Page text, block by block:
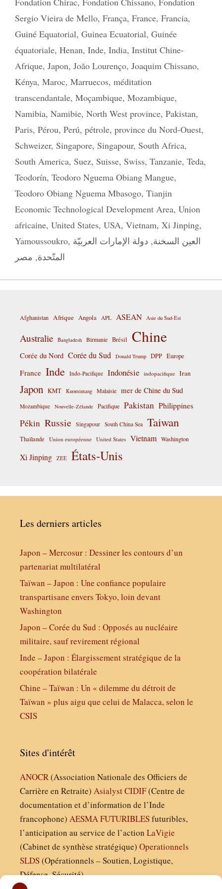
Sergio Vieira de Mello, França, France, Francia,
Guiné Equatorial, Guinea Ecuatorial, Guinée
équatoriale, Henan, Inde, India, Institut Chine-
Afrique, Japon, João Lourenço, Joaquim Chissano,
Kénya, Maroc, Marruecos, méditation
transcendantale, Moçambique, Mozambique,
Namibia, Namibie, North West province, Pakistan,
Paris, Pérou, Perú, pétrole, province du Nord-Ouest,
Schweizer, Singapore, Singapour, South Africa,
South America, Suez, Suisse, Swiss, Tanzanie, Teda,
Teodorín, Teodoro Nguema Obiang Mangue,
Teodoro Obiang Nguema Mbasogo, Tianjin
Economic Technological Development Area, Union
africaine, United States, USA, Vietnam, Xi Jinping,
Yamoussoukro, العين السخنة, دولة الإمارات العربيّة
المتّحدة, مصر
Afghanistan Afrique Angola APL ASEAN Asie du Sud-Est
Australie Bangladesh Birmanie Brésil Chine
Corée du Nord Corée du Sud Donald Trump DPP Europe
France Inde Indo-Pacifique Indonésie indopacifique Iran
Japon KMT Kuomintang Malaisie mer de Chine du Sud
Mozambique Nouvelle-Zélande Pacifique Pakistan Philippines
Pékin Russie Singapour South China Sea Taiwan
Thaïlande Union européenne United States Vietnam Washington
Xi Jinping ZEE États-Unis
Les derniers articles
Japon – Mercosur : Dessiner les contours d’un
partenariat multilatéral
Taïwan – Japon : Une confiance populaire
transpartisane envers Tokyo, loin devant
Washington
Japon – Corée du Sud : Opposés au nucléaire
militaire, sauf revirement régional
Inde – Japon : Élargissement stratégique de la
coopération bilatérale
Chine – Taïwan : Un « dilemme du détroit de
Taïwan » plus aigu que celui de Malacca, selon le
CSIS
Sites d'intérêt
ANOCR(Association Nationale des Officiers de
Carrière en Retraite) AsialystCIDIF(Centre de
documentation et d’information de l’Inde
francophone) AESMAFUTURIBLESfuturibles,
l’anticipation au service de l’action LaVigie
(Cabinet de synthèse stratégique) Operationnels
SLDS(Opérationnels – Soutien, Logistique,
Défense, Sécurité)